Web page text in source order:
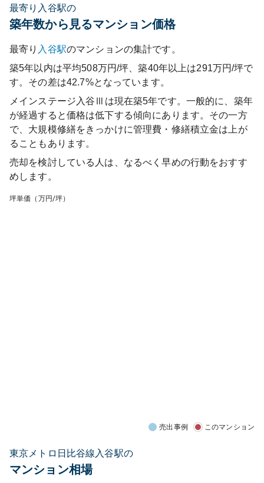
最寄り入谷駅の
築年数から見るマンション価格
最寄り 入谷駅のマンションの集計です。
築5年以内は平均508万円/坪、築40年以上は291万円/坪で
す。その差は42.7%となっています。
メインステージ入谷Ⅲ は現在築5年です。一般的に、築年
が経過すると価格は低下する傾向にあります。その一方
で、大規模修繕をきっかけに管理費・修繕積立金は上が
ることもあります。
売却を検討している人は、なるべく早めの行動をおすす
めします。
坪単価（万円/坪）
売出事例 このマンション
東京メトロ日比谷線入谷駅の
マンション相場